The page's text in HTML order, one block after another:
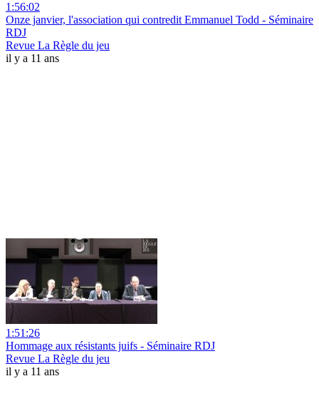
1:56:02
Onze janvier, l'association qui contredit Emmanuel Todd - Séminaire
RDJ
Revue La Règle du jeu
il y a 11 ans
1:51:26
Hommage aux résistants juifs - Séminaire RDJ
Revue La Règle du jeu
il y a 11 ans